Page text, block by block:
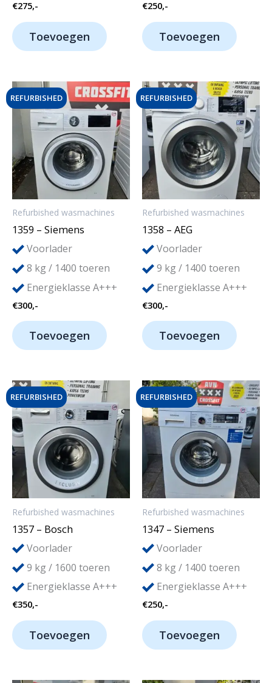
€275,-
Toevoegen
€250,-
Toevoegen
REFURBISHED
Refurbished wasmachines
1359 – Siemens
Voorlader
8 kg / 1400 toeren
Energieklasse A+++
€300,-
Toevoegen
REFURBISHED
Refurbished wasmachines
1358 – AEG
Voorlader
9 kg / 1400 toeren
Energieklasse A+++
€300,-
Toevoegen
REFURBISHED
Refurbished wasmachines
1357 – Bosch
Voorlader
9 kg / 1600 toeren
Energieklasse A+++
€350,-
Toevoegen
REFURBISHED
Refurbished wasmachines
1347 – Siemens
Voorlader
8 kg / 1400 toeren
Energieklasse A+++
€250,-
Toevoegen